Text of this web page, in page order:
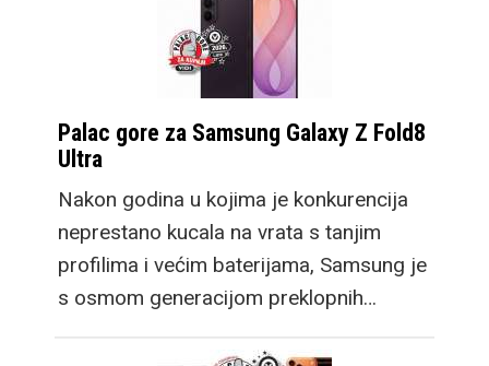
Palac gore za Samsung Galaxy Z Fold8
Ultra
Nakon godina u kojima je konkurencija
neprestano kucala na vrata s tanjim
profilima i većim baterijama, Samsung je
s osmom generacijom preklopnih…